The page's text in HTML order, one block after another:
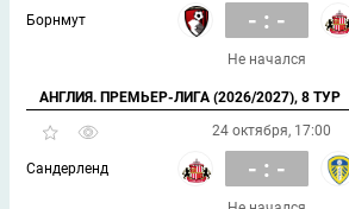
Борнмут - : -
Не начался
АНГЛИЯ. ПРЕМЬЕР-ЛИГА (2026/2027), 8 ТУР
24 октября, 17:00
Сандерленд - : -